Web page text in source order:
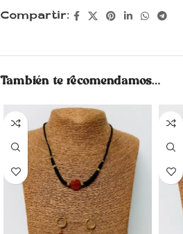
Compartir:
También te recomendamos…